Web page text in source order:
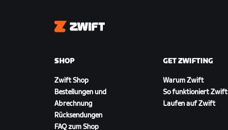
Zwift
SHOP
Zwift Shop
Bestellungen und
Abrechnung
Rücksendungen
FAQ zum Shop
GET ZWIFTING
Warum Zwift
So funktioniert Zwift
Laufen auf Zwift